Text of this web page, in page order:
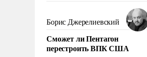
сложна и амбициозна. Однако
и ее реализация радикально
поднимет наши боевые
возможности.
Борис Джерелиевский
Сможет ли Пентагон
перестроить ВПК США